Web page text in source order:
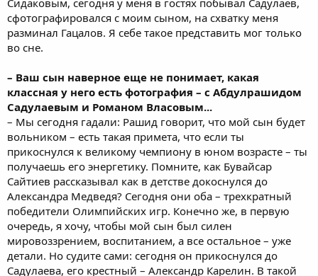
сфотографировался с моим сыном, на схватку меня
разминал Гацалов. Я себе такое представить мог только
во сне.
– Ваш сын наверное еще не понимает, какая
классная у него есть фотография – с Абдулрашидом
Садулаевым и Романом Власовым...
– Мы сегодня гадали: Рашид говорит, что мой сын будет
вольником – есть такая примета, что если ты
прикоснулся к великому чемпиону в юном возрасте – ты
получаешь его энергетику. Помните, как Бувайсар
Сайтиев рассказывал как в детстве докоснулся до
Александра Медведя? Сегодня они оба – трехкратный
победители Олимпийских игр. Конечно же, в первую
очередь, я хочу, чтобы мой сын был силен
мировоззрением, воспитанием, а все остальное – уже
детали. Но судите сами: сегодня он прикоснулся до
Садулаева, его крестный – Александр Карелин. В такой